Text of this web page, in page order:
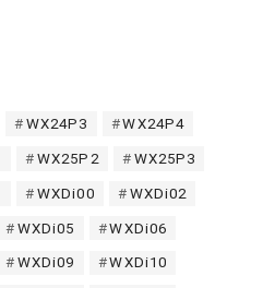
WX24P3 WX24P4
WX25P2 WX25P3
WXDi00 WXDi02
WXDi05 WXDi06
WXDi09 WXDi10